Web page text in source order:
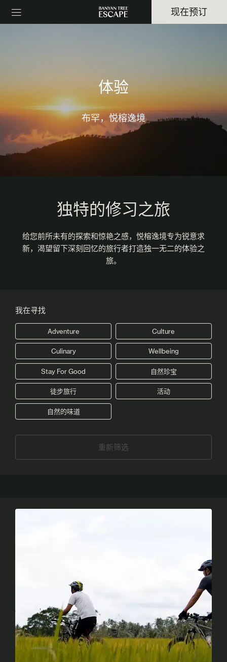
现在预订
体验
布罕，悦榕逸境
独特的修习之旅
给您前所未有的探索和惊艳之感，悦榕逸境专为锐意求
新，渴望留下深刻回忆的旅行者打造独一无二的体验之
旅。
我在寻找
Adventure Culture
Culinary Wellbeing
Stay For Good 自然珍宝
徒步旅行 活动
自然的味道
重新筛选